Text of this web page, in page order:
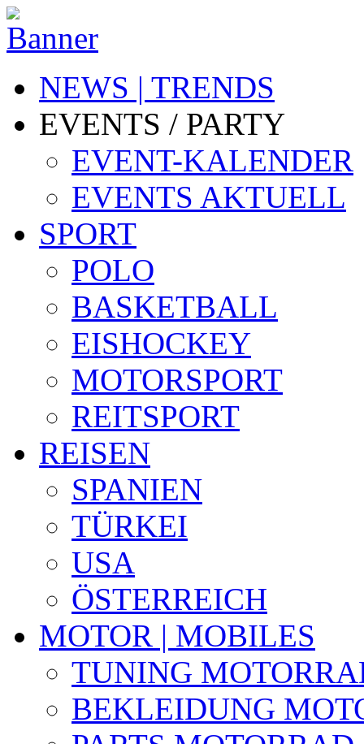
NEWS | TRENDS
EVENTS / PARTY
EVENT-KALENDER
EVENTS AKTUELL
SPORT
POLO
BASKETBALL
EISHOCKEY
MOTORSPORT
REITSPORT
REISEN
SPANIEN
TÜRKEI
USA
ÖSTERREICH
MOTOR | MOBILES
TUNING
BEKLEIDUNG